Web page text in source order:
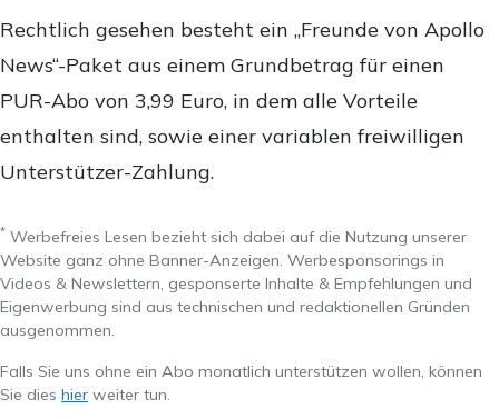
Rechtlich gesehen besteht ein „Freunde von Apollo
News“-Paket aus einem Grundbetrag für einen
PUR-Abo von 3,99 Euro, in dem alle Vorteile
enthalten sind, sowie einer variablen freiwilligen
Unterstützer-Zahlung.
* Werbefreies Lesen bezieht sich dabei auf die Nutzung unserer
Website ganz ohne Banner-Anzeigen. Werbesponsorings in
Videos & Newslettern, gesponserte Inhalte & Empfehlungen und
Eigenwerbung sind aus technischen und redaktionellen Gründen
ausgenommen.
Falls Sie uns ohne ein Abo monatlich unterstützen wollen, können
Sie dies hier weiter tun.